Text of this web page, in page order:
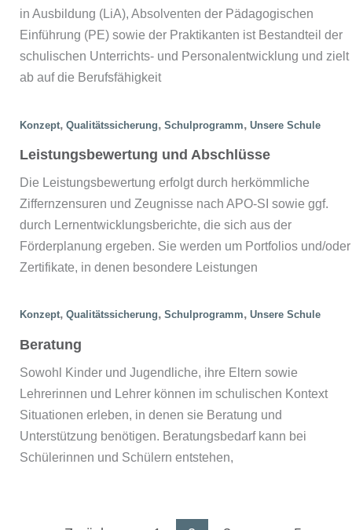
in Ausbildung (LiA), Absolventen der Pädagogischen
Einführung (PE) sowie der Praktikanten ist Bestandteil der
schulischen Unterrichts- und Personalentwicklung und zielt
ab auf die Berufsfähigkeit
Konzept, Qualitätssicherung Schulprogramm Unsere Schule
Leistungsbewertung und Abschlüsse
Die Leistungsbewertung erfolgt durch herkömmliche
Ziffernzensuren und Zeugnisse nach APO-SI sowie ggf.
durch Lernentwicklungsberichte, die sich aus der
Förderplanung ergeben. Sie werden um Portfolios und/oder
Zertifikate, in denen besondere Leistungen
Konzept, Qualitätssicherung, Schulprogramm, Unsere Schule
Beratung
Sowohl Kinder und Jugendliche, ihre Eltern sowie
Lehrerinnen und Lehrer können im schulischen Kontext
Situationen erleben, in denen sie Beratung und
Unterstützung benötigen. Beratungsbedarf kann bei
Schülerinnen und Schülern entstehen,